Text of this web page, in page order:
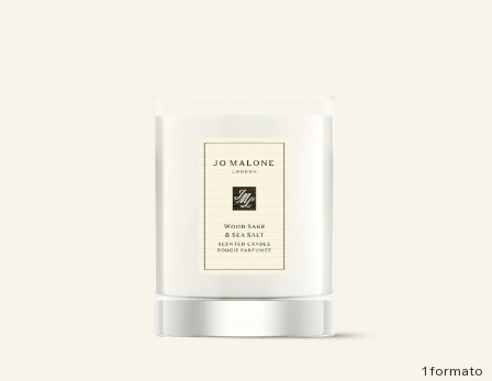
1 formato